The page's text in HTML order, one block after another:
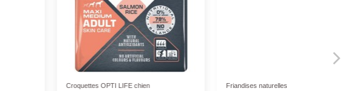
Friandises naturelles Friandises naturelles